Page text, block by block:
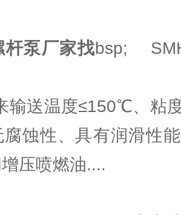
杆泵厂家找bsp;
温度≤150℃、粘度
腐蚀性、具有润滑性
压喷燃油....